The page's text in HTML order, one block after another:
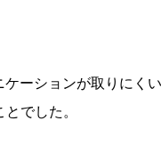
ーションが取りにく
でした。